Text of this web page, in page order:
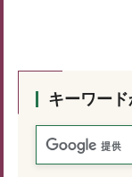
キーワー